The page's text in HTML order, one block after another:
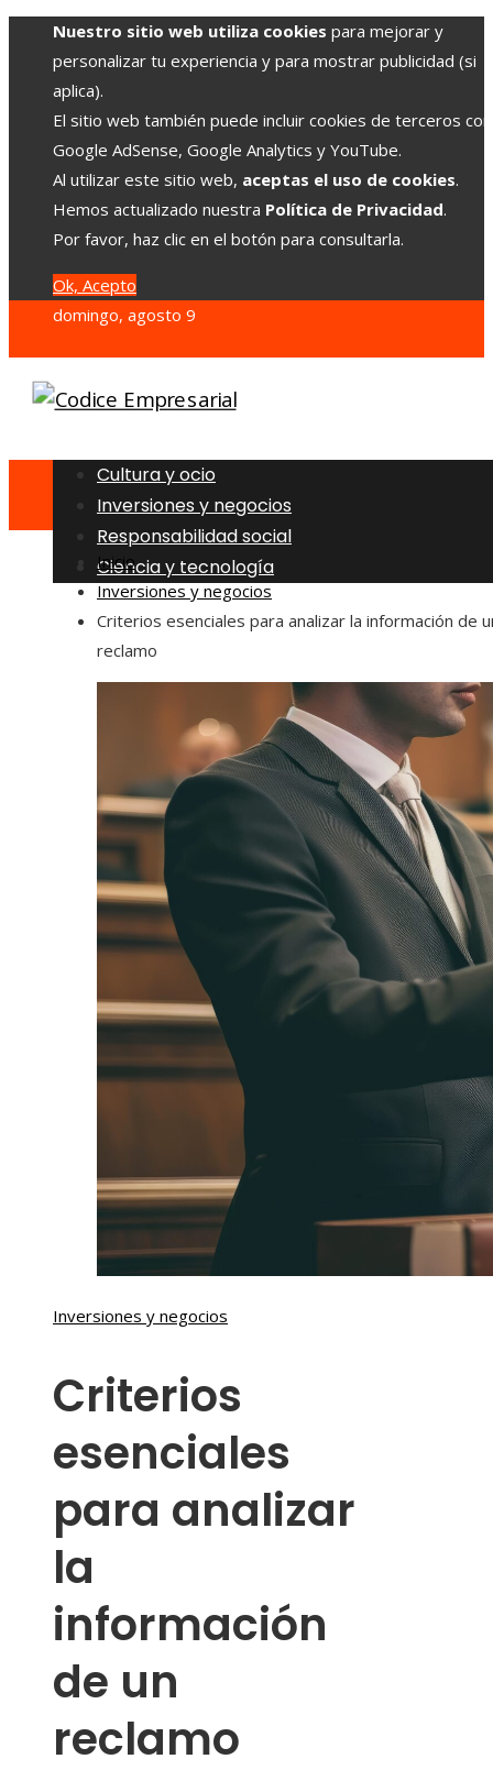
Nuestro sitio web utiliza cookies para mejorar y
personalizar tu experiencia y para mostrar publicidad (si
aplica).
El sitio web también puede incluir cookies de terceros
Google AdSense, Google Analytics y YouTube.
Al utilizar este sitio web, aceptas el uso de cookies.
Hemos actualizado nuestra Política de Privacidad.
Por favor, haz clic en el botón para consultarla.
Ok, Acepto
domingo, agosto 9
Cultura y ocio
Inversiones y negocios
Responsabilidad social
Ciencia y tecnología
Inicio
Inversiones y negocios
Criterios esenciales para analizar la información de
reclamo
Inversiones y negocios
Criterios
esenciales
para analizar
la
información
de un
reclamo